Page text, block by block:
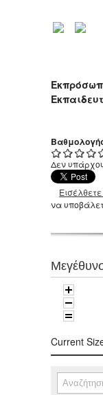
Δεν
να
Current
Φόρμα
Αναζήτηση